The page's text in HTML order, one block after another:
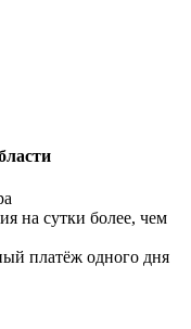
на сутки более, чем
платёж одного дня